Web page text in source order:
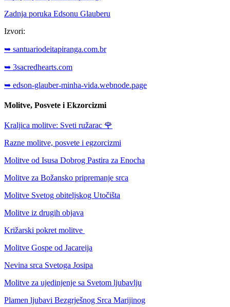
Zadnja poruka Edsonu Glauberu
Izvori:
➥ santuariodeitapiranga.com.br
➥ 3sacredhearts.com
➥ edson-glauber-minha-vida.webnode.page
Molitve, Posvete i Ekzorcizmi
Kraljica molitve: Sveti ružarac 🌹
Razne molitve, posvete i egzorcizmi
Molitve od Isusa Dobrog Pastira za Enocha
Molitve za Božansko pripremanje srca
Molitve Svetog obiteljskog Utočišta
Molitve iz drugih objava
Križarski pokret molitve
Molitve Gospe od Jacareija
Nevina srca Svetoga Josipa
Molitve za ujedinjenje sa Svetom ljubavlju
Plamen ljubavi Bezgrješnog Srca Marijinog